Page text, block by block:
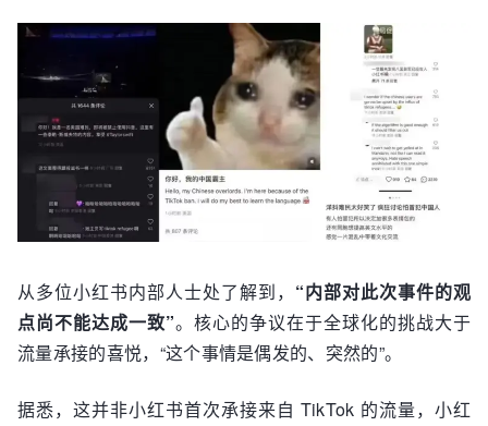
从多位小红书内部人士处了解到， “内部对此次事件的观
点尚不能达成一致”。核心的争议在于全球化的挑战大于
流量承接的喜悦，“这个事情是偶发的、突然的”。
据悉，这并非小红书首次承接来自 TikTok 的流量，小红